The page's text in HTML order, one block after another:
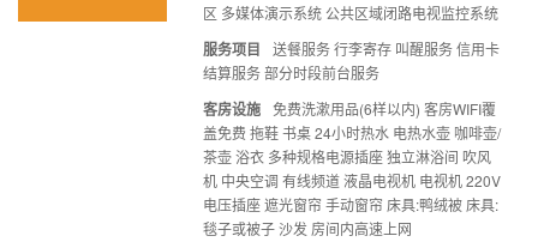
区 多媒体演示系统 公共区域闭路电视监控系统
服务项目
送餐服务 行李寄存 叫醒服务 信用卡
结算服务 部分时段前台服务
客房设施 免费洗漱用品(6样以内) 客房WIFI覆
盖免费 拖鞋 书桌 24小时热水 电热水壶 咖啡壶/
茶壶 浴衣 多种规格电源插座 独立淋浴间 吹风
机 中央空调 有线频道 液晶电视机 电视机 220V
电压插座 遮光窗帘 手动窗帘 床具:鸭绒被 床具:
毯子或被子 沙发 房间内高速上网